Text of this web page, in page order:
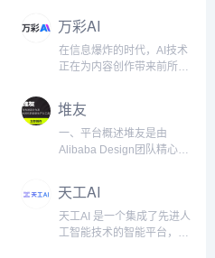
够为用户提供精准的思维辅
助，更能在工作和生活中“交
付成果”，实现从“想”到“做”
GAIA基准测试中取得了
SOT...
智能支持，提高工作效率和
创作质量。无论是日常办公
文档、创意写作、内容编
辑，还是专业报告、会议纪
方案。核心功能AI对话写作
讯飞写作支持与用户进行智
能对话，帮助快速生成各类
单指令，AI就能根据需求自
动生成草稿，为用户节省时
间，提升写作效...
万彩AI
在信息爆炸的时代，AI技术
正在为内容创作带来前所未
强大的AI内容创作工具合
集，正是应对这一时代挑战
而生。它不仅提供AI智能写
作支持，还将AI换脸、照片
者提供了更为广阔的创作空
间。无论是文章写作、视频
创作，还是图像处理，万彩
堆友
一、平台概述堆友是由
Alibaba Design团队精心打
质、效率、技能、成就、收
入等五大核心价值的全方位
服务。平台通过深入研究设
天工AI
天工AI 是一个集成了先进人
工智能技术的智能平台，专